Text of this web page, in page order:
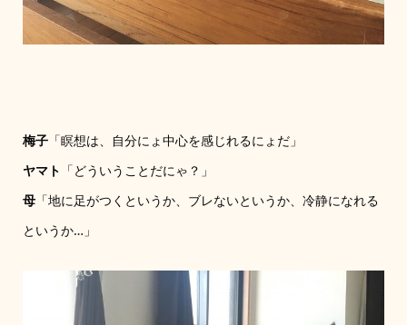
梅子「瞑想は、自分にょ中心を感じれるにょだ」
ヤマト 「どういうことだにゃ？」
母「地に足がつくというか、ブレないというか、冷静になれる
というか…」